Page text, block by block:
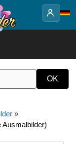
»
Ausmalbilder)